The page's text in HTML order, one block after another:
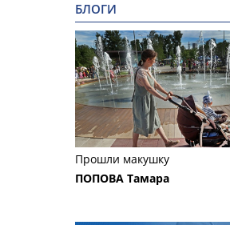
БЛОГИ
Прошли макушку
ПОПОВА Тамара